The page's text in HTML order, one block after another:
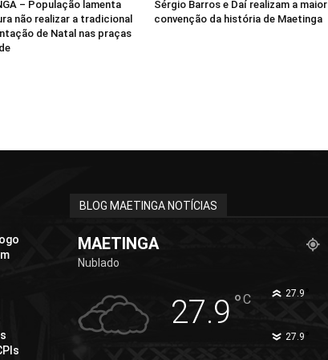
– População lamenta
não realizar a tradicional
de Natal nas praças
Sérgio Barros e Daí realizam a maior
convenção da história de Maetinga
BLOG MAETINGA NOTÍCIAS
MAETINGA
Nublado
27.9 °C 27.9°
27.9